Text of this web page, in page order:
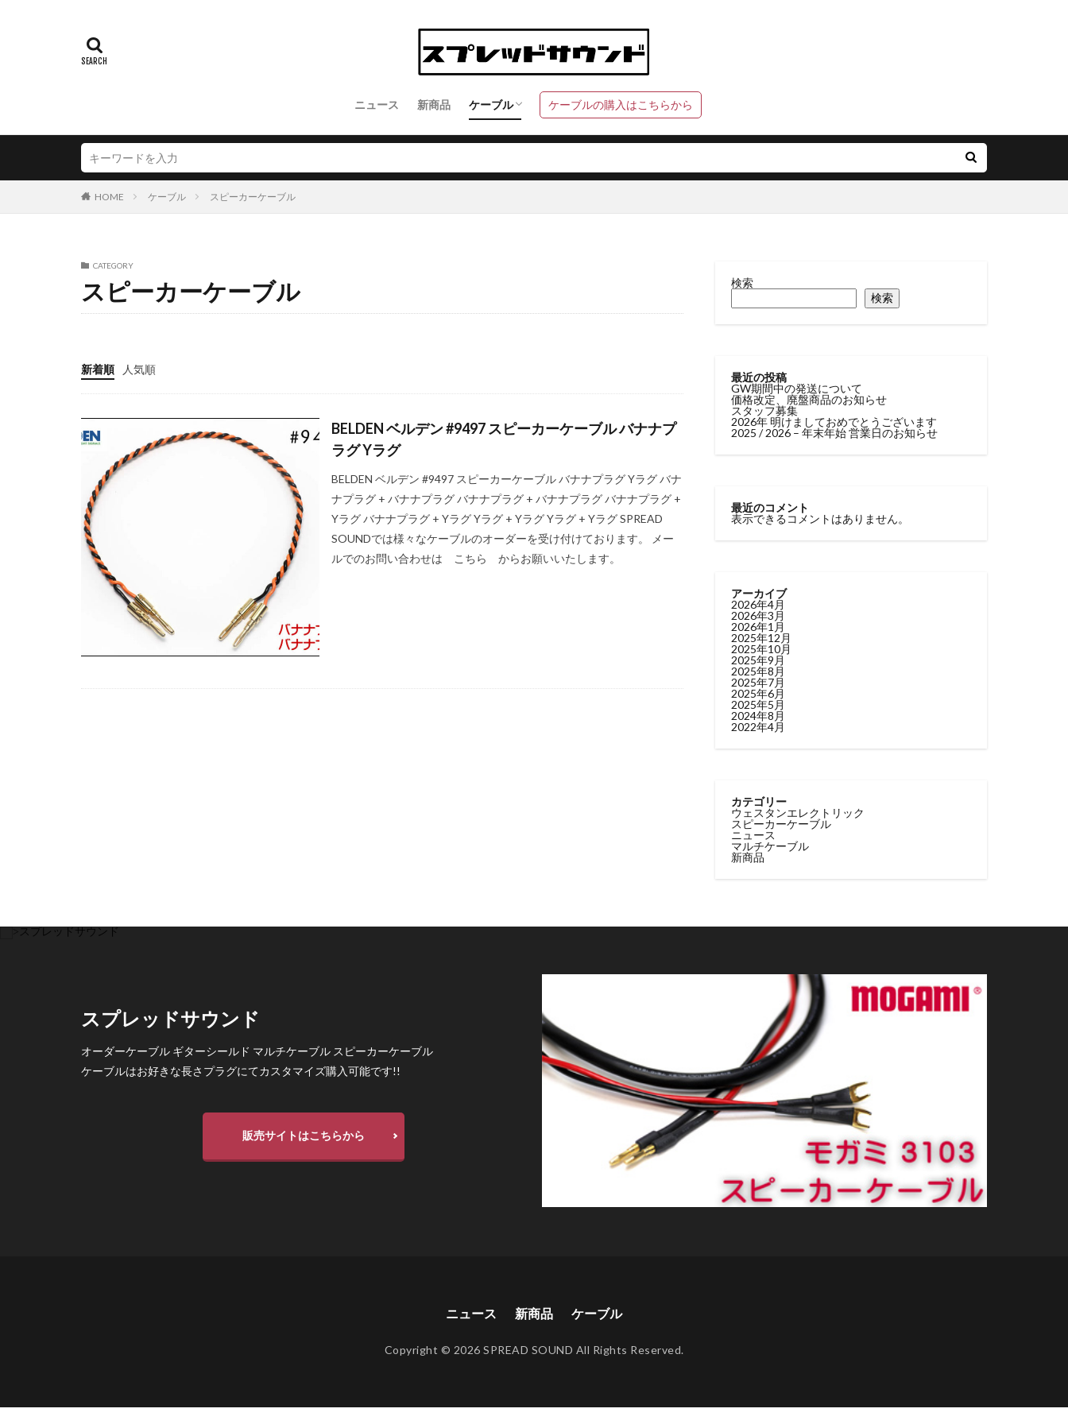
ニュース 新商品 ケーブル
マルチケーブル
ギターケーブル
スピーカーケーブル
オーディオ PAケーブル
ウェスタンエレクトリック
ケーブルの購入はこちらから
HOME ケーブル スピーカーケーブル
CATEGORY
スピーカーケーブル
新着順 人気順
BELDEN ベルデン #9497 スピーカーケーブル バナナプ
ラグ Yラグ
BELDEN ベルデン #9497 スピーカーケーブル バナナプラグ Yラグ バナ
ナプラグ + バナナプラグ バナナプラグ + バナナプラグ バナナプラグ +
Yラグ バナナプラグ + Yラグ Yラグ + Yラグ Yラグ + Yラグ SPREAD
SOUNDでは様々なケーブルのオーダーを受け付けております。 メー
ルでのお問い合わせは こちら からお願いいたします。
検索
検索
最近の投稿
GW期間中の発送について
価格改定、廃盤商品のお知らせ
スタッフ募集
2026年 明けましておめでとうございます
2025 / 2026 – 年末年始 営業日のお知らせ
最近のコメント
表示できるコメントはありません。
アーカイブ
2026年4月
2026年3月
2026年1月
2025年12月
2025年10月
2025年9月
2025年8月
2025年7月
2025年6月
2025年5月
2024年8月
2022年4月
カテゴリー
ウェスタンエレクトリック
スピーカーケーブル
ニュース
マルチケーブル
新商品
スプレッドサウンド
オーダーケーブル ギターシールド マルチケーブル スピーカーケーブル
ケーブルはお好きな長さプラグにてカスタマイズ購入可能です!!
販売サイトはこちらから
ニュース 新商品 ケーブル
Copyright © 2026 SPREAD SOUND All Rights Reserved.